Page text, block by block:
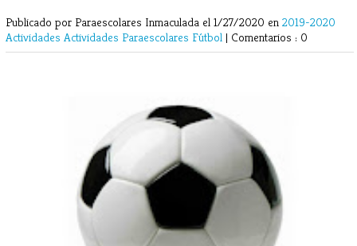
Publicado por Paraescolares Inmaculada el 1/27/2020 en 2019-2020
Actividades Actividades Paraescolares Fútbol | Comentarios : 0